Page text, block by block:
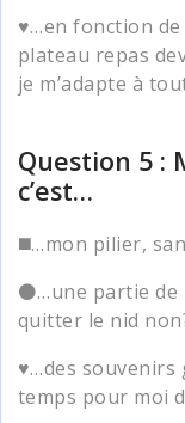
♥️…en fonction
plateau repas
je m’adapte à
Question 5 :
c’est…
◼️…mon pilier,
⚫…une partie de
quitter le nid
♥️…des souvenirs
temps pour moi